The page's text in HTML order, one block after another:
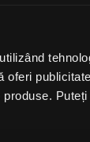
oferi
Puteți